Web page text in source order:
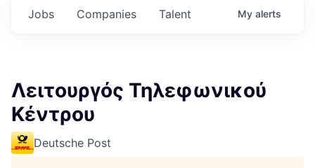
Jobs Companies Talent My alerts
Λειτουργός Τηλεφωνικού
Κέντρου
Deutsche Post